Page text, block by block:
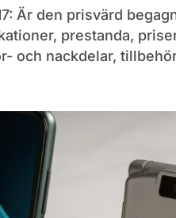
prestanda,
och nackdelar,